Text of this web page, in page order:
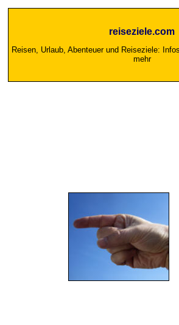
reiseziele.com
Reisen, Urlaub, Abenteuer und Reiseziele:
mehr